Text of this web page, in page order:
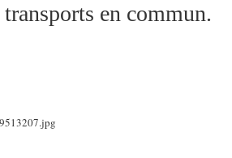
en commun.